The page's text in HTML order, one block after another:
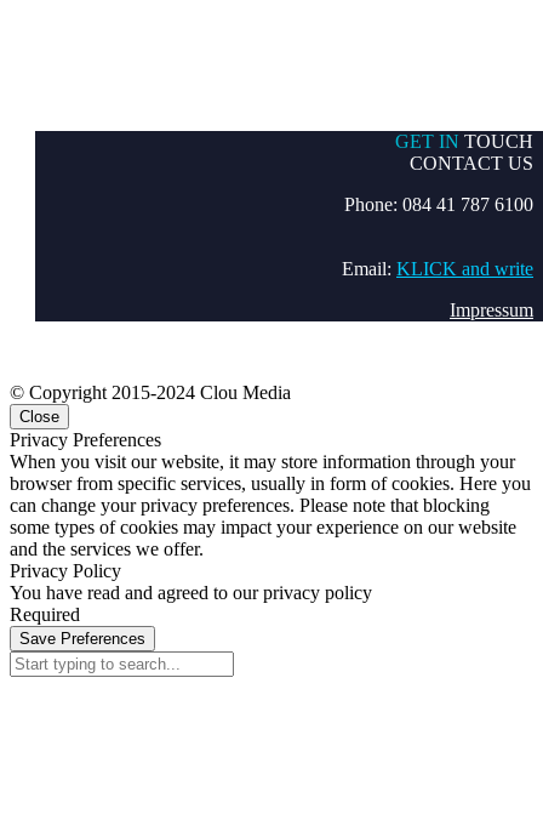
GET IN TOUCH
CONTACT US
Phone: 084 41 787 6100
Email: KLICK and write
Impressum
© Copyright 2015-2024 Clou Media
Close
Privacy Preferences
When you visit our website, it may store information through your
browser from specific services, usually in form of cookies. Here you
can change your privacy preferences. Please note that blocking
some types of cookies may impact your experience on our website
and the services we offer.
Privacy Policy
You have read and agreed to our privacy policy
Required
Save Preferences